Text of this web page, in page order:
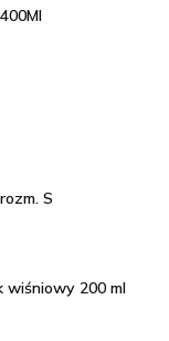
S
wiśniowy 200 ml